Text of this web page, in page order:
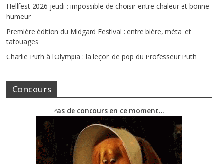
Hellfest 2026 jeudi : impossible de choisir entre chaleur et bonne
humeur
Première édition du Midgard Festival : entre bière, métal et
tatouages
Charlie Puth à l’Olympia : la leçon de pop du Professeur Puth
Concours
Pas de concours en ce moment…